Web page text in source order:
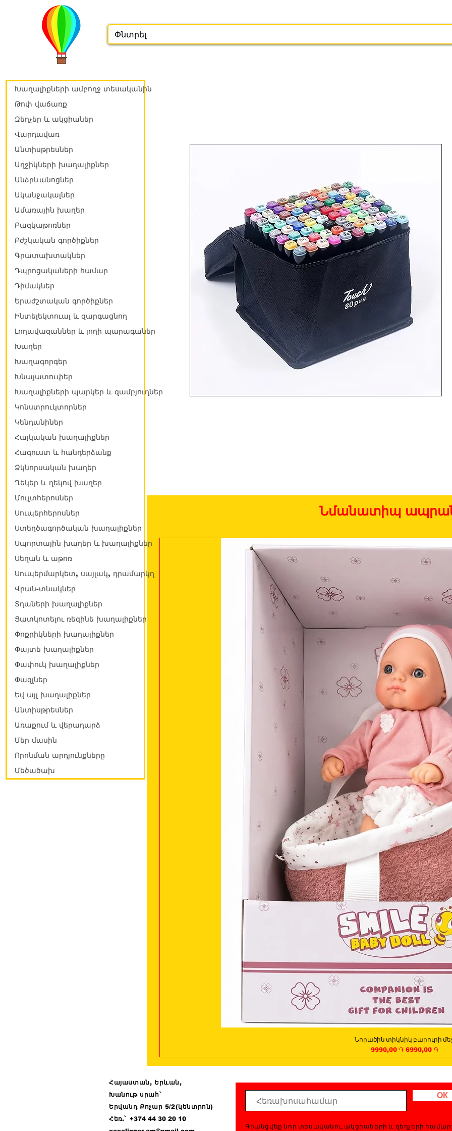
Նմանատիպ
Quick View
Նորածին տիկնիկ բարուրի
Regular Price
9990,00 ֏ Sale Price
6990,00 ֏
Խաղալիքների ամբողջ տեսականին
Թոփ վաճառք
Զեղչեր և ակցիաներ
Վարդավառ
Անտիսթրեսներ
Աղջիկների խաղալիքներ
Անձրևանոցներ
Ականջակալներ
Ամառային խաղեր
Բազկաթոռներ
Բժշկական գործիքներ
Գրատախտակներ
Դպրոցակաների համար
Դիմակներ
Երաժշտական գործիքներ
Ինտելեկտուալ և զարգացնող
Լողավազաններ և լողի պարագաներ
Խաղեր
Խաղագորգեր
Խնայատուփեր
Խաղալիքների պարկեր և զամբյուղներ
Կոնստրուկտորներ
Կենդանիներ
Հայկական խաղալիքներ
Հագուստ և հանդերձանք
Ձկնորսական խաղեր
Ղեկեր և ղեկով խաղեր
Մուլտհերոսներ
Սուպերհերոսներ
Ստեղծագործական խաղալիքներ
Սպորտային խաղեր և խաղալիքներ
Սեղան և աթոռ
Սուպերմարկետ, սայլակ, դրամարկղ
Վրան-տնակներ
Տղաների խաղալիքներ
Ցատկոտելու ռեզինե խաղալիքներ
Փոքրիկների խաղալիքներ
Փայտե խաղալիքներ
Փափուկ խաղալիքներ
Փազլներ
Եվ այլ խաղալիքներ
Անտիսթրեսներ
Առաքում և վերադարձ
Մեր մասին
Որոնման արդյունքները
Մեծածախ
Հայաստան, Երևան,
Խանութ սրահ՝
Երվանդ Քոչար 5/2(կենտրոն)
Հեռ.՝ +374 4430 20 10
ОК
Գրանցվեք նոր տեսականու, ակցիաների և զեղչերի